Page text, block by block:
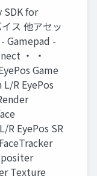
SDK for
ス 他アセッ
Gamepad -
・ ・
Game
R EyePos
EyePos SR
Texture